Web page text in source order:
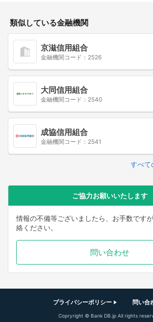
類似している金融機関
京滋信用組合
金融機関コード：2526
大同信用組合
金融機関コード：2540
成協信用組合
金融機関コード：2541
すべて
ご協力お願いいたします
情報の不備等ございましたら、お手数です
絡ください。
問い合わせ
Copryright © Bank DB.jp All rights
プライバシーポリシー 問い合